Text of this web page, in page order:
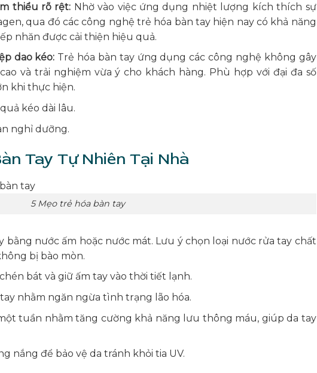
thiểu rõ rệt: Nhờ vào việc ứng dụng nhiệt lượng kích thích sự
qua đó các công nghệ trẻ hóa bàn tay hiện nay có khả năng
nhăn được cải thiện hiệu quả.
dao kéo: Trẻ hóa bàn tay ứng dụng các công nghệ không gây
và trải nghiệm vừa ý cho khách hàng. Phù hợp với đại đa số
khi thực hiện.
kéo dài lâu.
nghỉ dưỡng.
Tay Tự Nhiên Tại Nhà
5 Mẹo trẻ hóa bàn tay
bằng nước ấm hoặc nước mát. Lưu ý chọn loại nước rửa tay chất
bị bào mòn.
bát và giữ ấm tay vào thời tiết lạnh.
nhằm ngăn ngừa tình trạng lão hóa.
tuần nhằm tăng cường khả năng lưu thông máu, giúp da tay
nắng để bảo vệ da tránh khỏi tia UV.